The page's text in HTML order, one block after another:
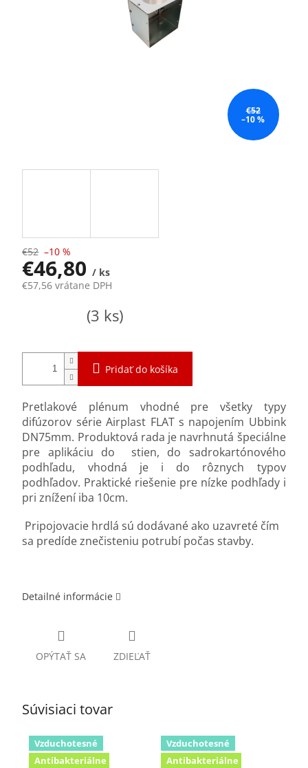
€52
–10 %
€52 –10 %
€46,80/ ks
€57,56 vrátane DPH
(3 ks)
Pridať do košíka
Pretlakové plénum vhodné pre všetky typy
difúzorov série Airplast FLAT s napojením Ubbink
DN75mm. Produktová rada je navrhnutá špeciálne
pre aplikáciu do stien, do sadrokartónového
podhľadu, vhodná je i do rôznych typov
podhľadov. Praktické riešenie pre nízke podhľady i
pri znížení iba 10cm.
Pripojovacie hrdlá sú dodávané ako uzavreté čím
sa predíde znečisteniu potrubí počas stavby.
Detailné informácie
OPÝTAŤ SA ZDIEĽAŤ
Súvisiaci tovar
Vzduchotesné
Antibakteriálne
Vzduchotesné
Antibakteriálne